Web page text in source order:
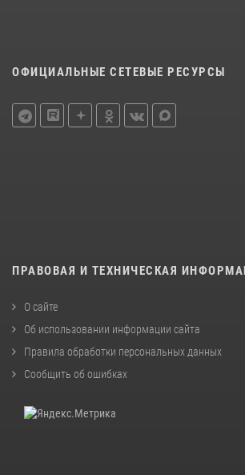
ОФИЦИАЛЬНЫЕ СЕТЕВЫЕ РЕСУРСЫ
ПРАВОВАЯ И ТЕХНИЧЕСКАЯ
О сайте
Об использовании информации сайта
Правила обработки персональных данных
Сообщить об ошибках